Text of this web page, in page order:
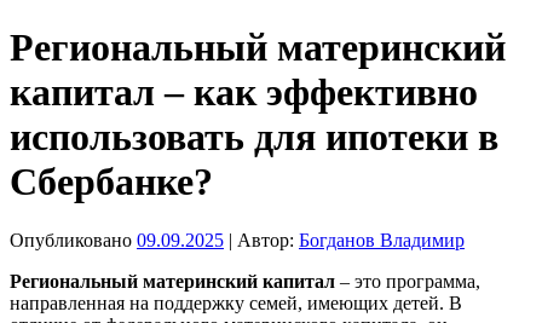
Региональный материнский
капитал – как эффективно
использовать для ипотеки в
Сбербанке?
Опубликовано 09.09.2025 | Автор: Богданов Владимир
Региональный материнский капитал – это программа,
направленная на поддержку семей, имеющих детей. В